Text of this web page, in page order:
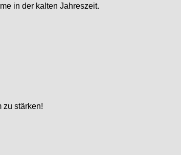
in der kalten Jahreszeit.
zu stärken!